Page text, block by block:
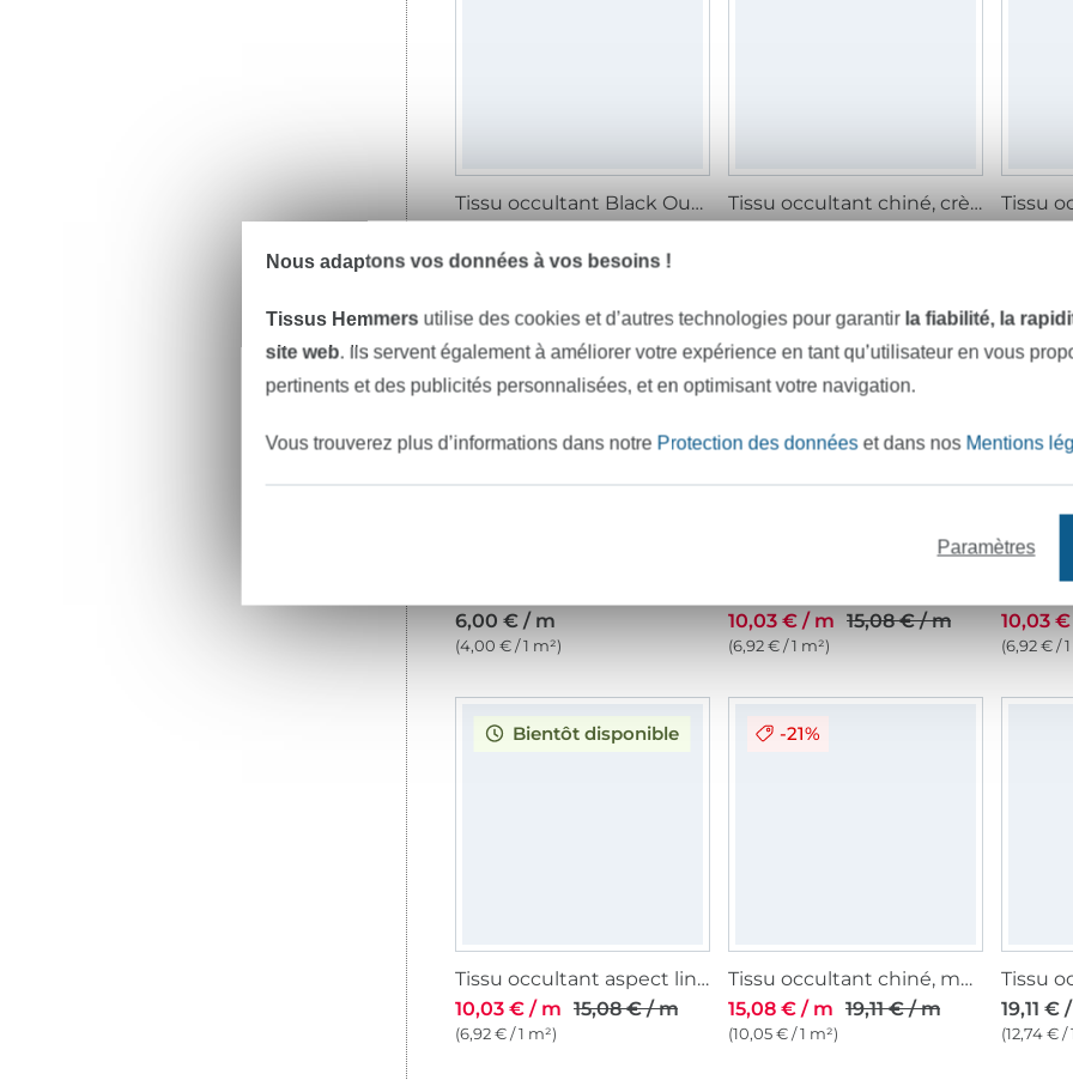
Tissu occultant Black Out, gris foncé
(6,92 € / 1 m²)
Tissu occultant chiné, crème
Bientôt disponible
6,00 € / m
(4,00 € / 1 m²)
-33%
10,03 € / m 15,08 € / m
(6,92 € / 1 m²)
-
10,03
(6,92 € /
Bientôt disponible
Tissu occultant aspect lin, beige
10,03 € / m 15,08 € / m
(6,92 € / 1 m²)
-21%
Tissu occultant chiné, menthe
15,08 € / m 19,11 € / m
(10,05 € / 1 m²)
19,11 €
(12,74 € /
Nous adaptons vos données à vos besoins !
Tissus Hemmers utilise des cookies et d’autres technologies pour garantir la fiabilité, la
site web. Ils servent également à améliorer votre expérience en tant qu’utilisateur en vous
pertinents et des publicités personnalisées, et en optimisant votre navigation.
Vous trouverez plus d’informations dans notre Protection des donnéeset dans nos Mentions
Paramètres